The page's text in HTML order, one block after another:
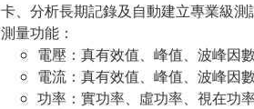
卡、分析長期記錄及自動建立專業級測
測量功能：
電壓：真有效值、峰值、波峰因數
電流：真有效值、峰值、波峰因數
功率：實功率、虛功率、視在功率